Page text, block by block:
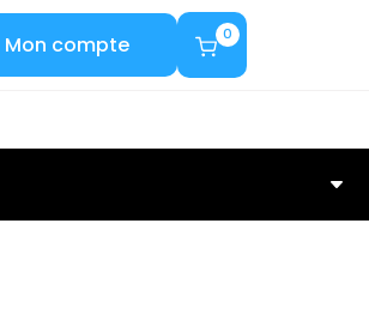
Mon compte 0